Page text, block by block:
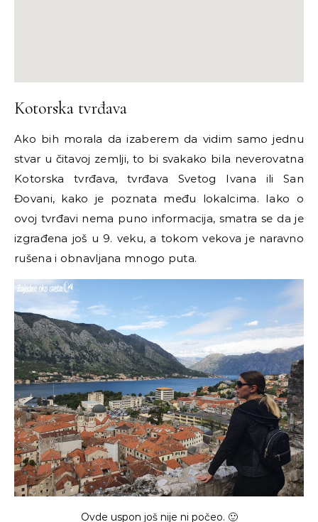
Kotorska tvrđava
Ako bih morala da izaberem da vidim samo jednu
stvar u čitavoj zemlji, to bi svakako bila neverovatna
Kotorska tvrđava, tvrđava Svetog Ivana ili San
Đovani, kako je poznata među lokalcima. Iako o
ovoj tvrđavi nema puno informacija, smatra se da je
izgrađena još u 9. veku, a tokom vekova je naravno
rušena i obnavljana mnogo puta.
Ovde uspon još nije ni počeo. 🙂